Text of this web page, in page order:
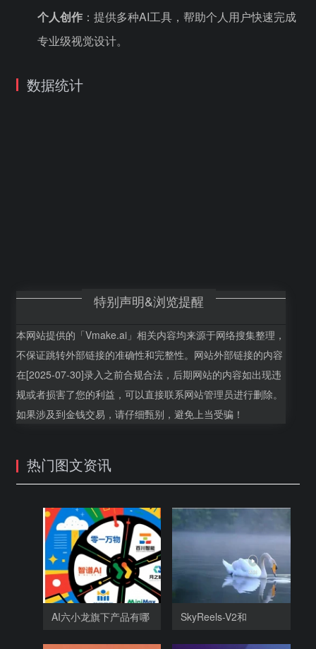
个人创作 ：提供多种AI工具，帮助个人用户快速完成
专业级视觉设计。
数据统计
特别声明&浏览提醒
本网站提供的「Vmake.ai」相关内容均来源于网络搜集整理，
不保证跳转外部链接的准确性和完整性。网站外部链接的内容
在[2025-07-30]录入之前合规合法，后期网站的内容如出现违
规或者损害了您的利益，可以直接联系网站管理员进行删除。
如果涉及到金钱交易，请仔细甄别，避免上当受骗！
热门图文资讯
AI六小龙旗下产品有哪
SkyReels-V2和